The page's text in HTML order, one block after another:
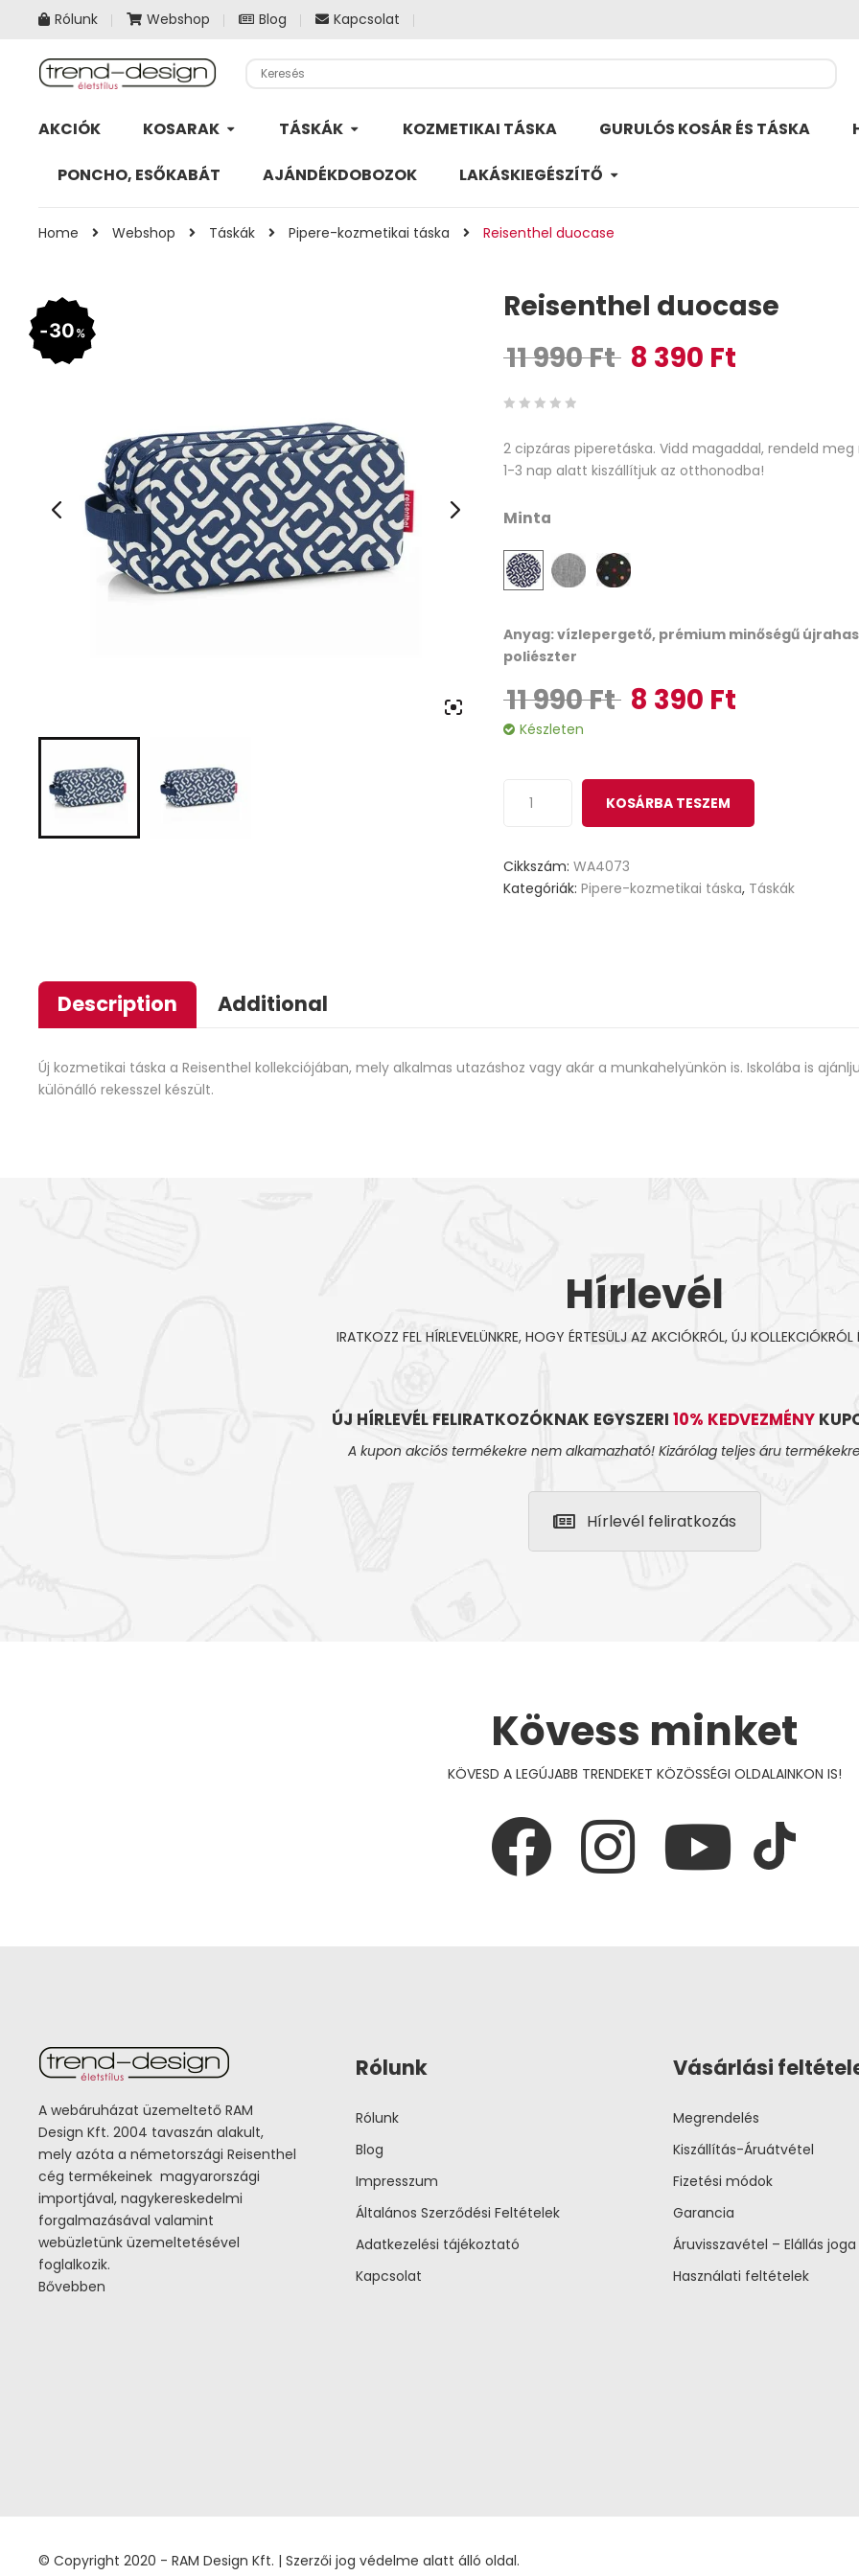
Rólunk Webshop Blog Kapcsolat
AKCIÓK KOSARAK TÁSKÁK KOZMETIKAI TÁSKA GURULÓS KOSÁR ÉS TÁSKA
PONCHO, ESŐKABÁT AJÁNDÉKDOBOZOK LAKÁSKIEGÉSZÍTŐ
Home Webshop Táskák Pipere-kozmetikai táska Reisenthel duocase
30%
Reisenthel duocase
11 990Ft Original price was: 11 990 Ft.
8 390 Ft
out
of
on
ratings
2 cipzáras piperetáska. Vidd magaddal, rendeld
1-3 nap alatt kiszállítjuk az otthonodba!
Minta
Anyag: vízlepergető, prémium minőségű
poliészter
11 990Ft Original price was: 11 990 Ft.
8 390 Ft
Készleten
KOSÁRBA TESZEM
Cikkszám:WA4073
Kategóriák:Pipere-kozmetikai táska, Táskák
Description Additional
Új kozmetikai táska a Reisenthel kollekciójában, mely alkalmas utazáshoz vagy akár a munkahelyünkön is. Iskolába is
különálló rekesszel készült.
Hírlevél
IRATKOZZ FEL HÍRLEVELÜNKRE, HOGY ÉRTESÜLJ AZ AKCIÓKRÓL, ÚJ
ÚJ HÍRLEVÉL FELIRATKOZÓKNAK EGYSZERI 10% KEDVEZMÉNY
A kupon akciós termékekre nem alkamazható! Kizárólag teljes áru
Hírlevél feliratkozás
Kövess minket
KÖVESD A LEGÚJABB TRENDEKET KÖZÖSSÉGI OLDALAINKON IS!
A webáruházat üzemeltető RAM
Design Kft. 2004 tavaszán alakult,
mely azóta a németországi Reisenthel
cég termékeinek magyarországi
importjával, nagykereskedelmi
forgalmazásával valamint
webüzletünk üzemeltetésével
foglalkozik.
Bővebben
Rólunk
Rólunk
Blog
Impresszum
Általános Szerződési Feltételek
Adatkezelési tájékoztató
Kapcsolat
Vásárlási
Megrendelés
Kiszállítás-Áruátvétel
Fizetési módok
Garancia
Áruvisszavétel – Elállás joga
Használati feltételek
© Copyright 2020 - RAM Design Kft. | Szerzői jog védelme alatt álló oldal.